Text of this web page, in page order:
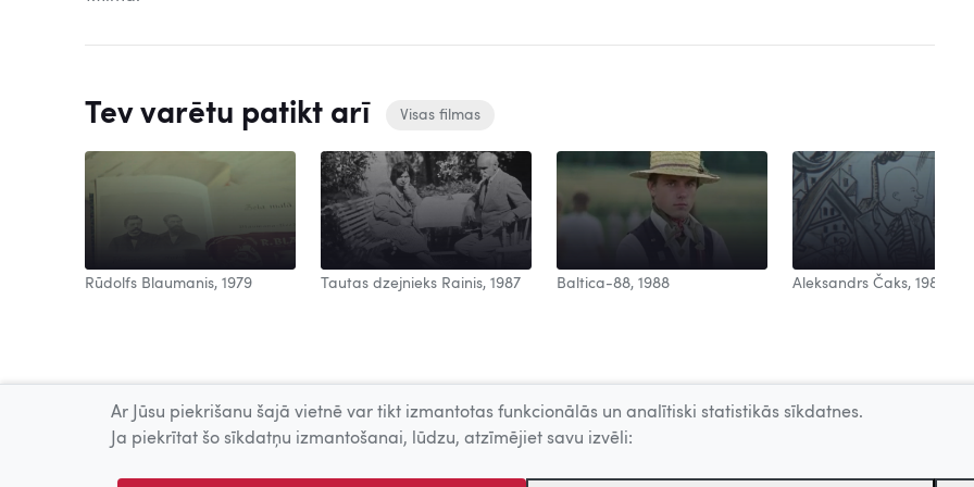
Tev varētu patikt arī Visas filmas
Rūdolfs Blaumanis, 1979 Tautas dzejnieks Rainis, 1987 Baltica-88, 1988 Aleksandrs Čaks, 1988
Ar Jūsu piekrišanu šajā vietnē var tikt izmantotas funkcionālās un analītiski statistikās sīkdatnes.
Ja piekrītat šo sīkdatņu izmantošanai, lūdzu, atzīmējiet savu izvēli: